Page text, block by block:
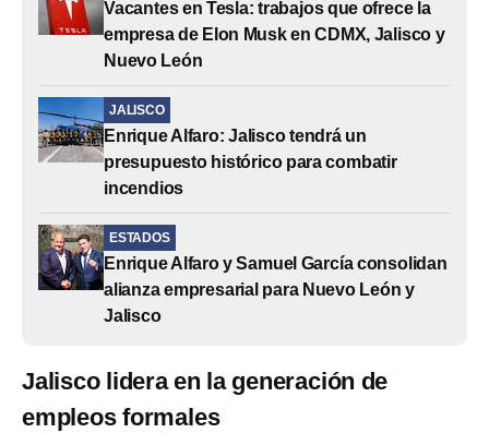
Vacantes en Tesla: trabajos que ofrece la
empresa de Elon Musk en CDMX, Jalisco y
Nuevo León
JALISCO
Enrique Alfaro: Jalisco tendrá un
presupuesto histórico para combatir
incendios
ESTADOS
Enrique Alfaro y Samuel García consolidan
alianza empresarial para Nuevo León y
Jalisco
Jalisco lidera en la generación de
empleos formales